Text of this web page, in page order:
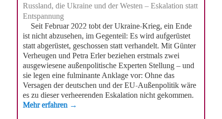
Russland, die Ukraine und der Westen – Eskalation statt
Entspannung
Seit Februar 2022 tobt der Ukraine-Krieg, ein Ende
ist nicht abzusehen, im Gegenteil: Es wird aufgerüstet
statt abgerüstet, geschossen statt verhandelt. Mit Günter
Verheugen und Petra Erler beziehen erstmals zwei
ausgewiesene außenpolitische Experten Stellung – und
sie legen eine fulminante Anklage vor: Ohne das
Versagen der deutschen und der EU-Außenpolitik wäre
es zu dieser verheerenden Eskalation nicht gekommen.
Mehr erfahren →